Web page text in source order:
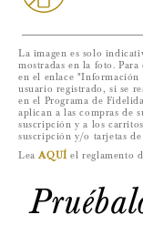
La imagen es solo
mostradas en la foto.
en el enlace "Información
usuario registrado, si se
en el Programa de
aplican a las compras de
suscripción y a los
suscripción y/o tarjetas de
LeaAQUÍ el reglamento